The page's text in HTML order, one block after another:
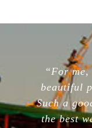
“For me,
beautiful
Such a good
the best